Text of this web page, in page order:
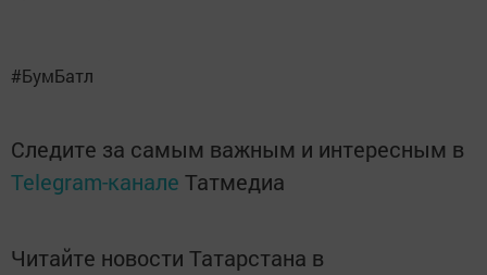
#БумБатл
Следите за самым важным и интересным в
Telegram-канале Татмедиа
Читайте новости Татарстана в